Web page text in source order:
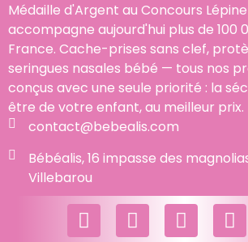
Médaille d'Argent au Concours Lépine
accompagne aujourd'hui plus de 100
France. Cache-prises sans clef,
seringues nasales bébé — tous nos
conçus avec une seule priorité : la
être de votre enfant, au meilleur prix.
contact@bebealis.com
Bébéalis, 16 impasse des
Villebarou